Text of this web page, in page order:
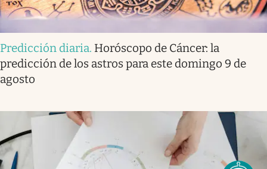
Predicción diaria. Horóscopo de Cáncer: la
predicción de los astros para este domingo 9 de
agosto